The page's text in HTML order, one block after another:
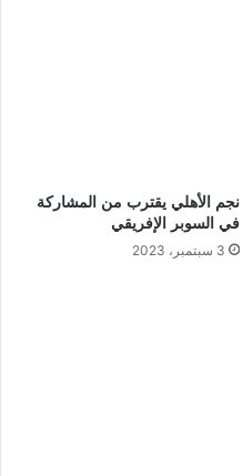
نجم الأهلي يقترب من المشاركة
في السوبر الإفريقي
3 سبتمبر، 2023